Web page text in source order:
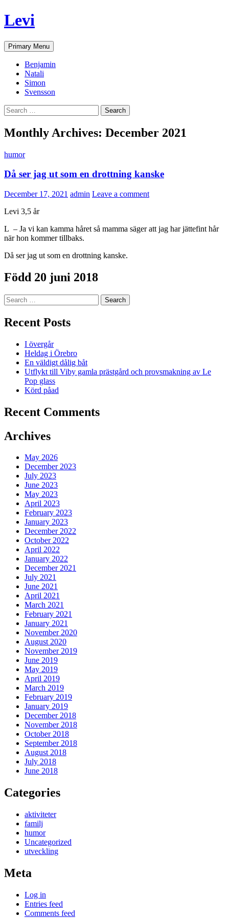
Skip
to
Levi
Search
Primary Menu
Benjamin
Natali
Simon
Svensson
Search
for:
Monthly Archives: December 2021
humor
Då ser jag ut som en drottning kanske
December 17, 2021 admin Leave a comment
Levi 3,5 år
L – Ja vi kan kamma håret så mamma säger att jag har jättefint hår
när hon kommer tillbaks.
Då ser jag ut som en drottning kanske.
Född 20 juni 2018
Search
for:
Recent Posts
I övergår
Heldag i Örebro
En väldigt dålig båt
Utflykt till Viby gamla prästgård och provsmakning av Le
Pop glass
Körd påad
Recent Comments
Archives
May 2026
December 2023
July 2023
June 2023
May 2023
April 2023
February 2023
January 2023
December 2022
October 2022
April 2022
January 2022
December 2021
July 2021
June 2021
April 2021
March 2021
February 2021
January 2021
November 2020
August 2020
November 2019
June 2019
May 2019
April 2019
March 2019
February 2019
January 2019
December 2018
November 2018
October 2018
September 2018
August 2018
July 2018
June 2018
Categories
aktiviteter
familj
humor
Uncategorized
utveckling
Meta
Log in
Entries feed
Comments feed